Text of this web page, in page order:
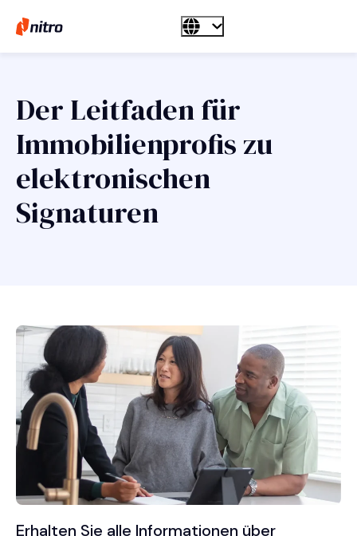
Der Leitfaden für
Immobilienprofis zu
elektronischen
Signaturen
Erhalten Sie alle Informationen über